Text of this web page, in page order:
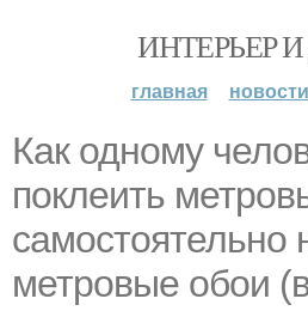
ИНТЕРЬЕР
главная новости
Как одному
поклеить
самостоятельно
метровые обои